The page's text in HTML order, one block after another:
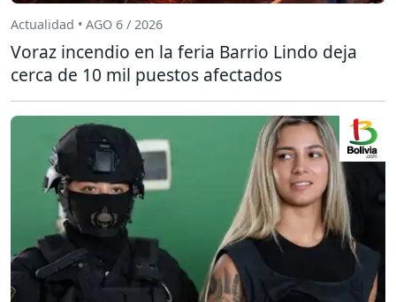
Actualidad • AGO 6 / 2026
Voraz incendio en la feria Barrio Lindo deja
cerca de 10 mil puestos afectados